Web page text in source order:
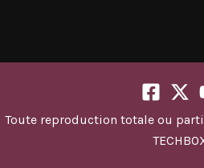
Toute reproduction totale ou